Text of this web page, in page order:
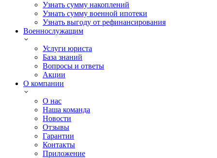
Узнать сумму накоплений
Узнать сумму военной ипотеки
Узнать выгоду от рефинансирования
Военнослужащим
Услуги юриста
База знаний
Вопросы и ответы
Акции
О компании
О нас
Наша команда
Новости
Отзывы
Гарантии
Контакты
Приложение